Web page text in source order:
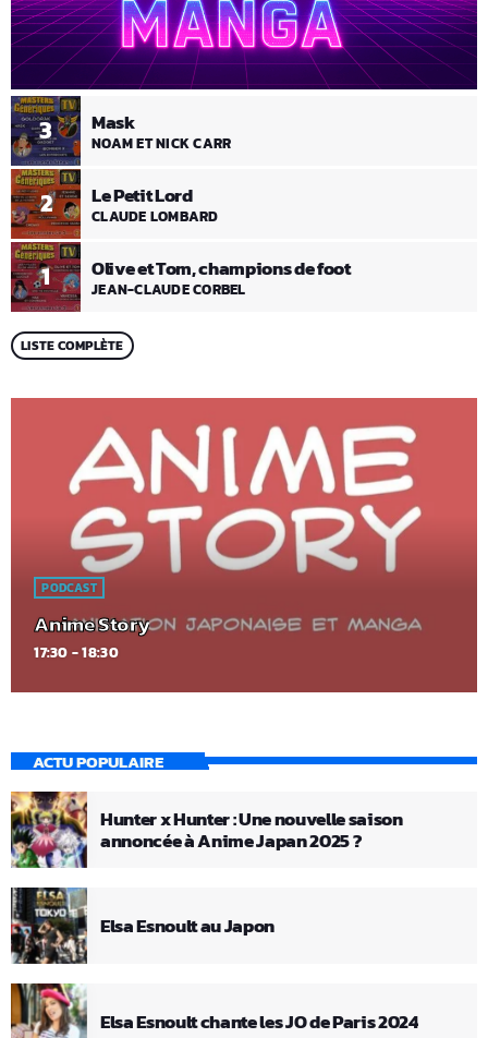
1 Olive et Tom, champions de foot
JEAN-CLAUDE CORBEL
2 Le Petit Lord
CLAUDE LOMBARD
3 Mask
NOAM ET NICK CARR
LISTE COMPLÈTE
PODCAST
Anime Story
17:30 - 18:30
ACTU POPULAIRE
Hunter x Hunter : Une nouvelle saison
annoncée à Anime Japan 2025 ?
Elsa Esnoult au Japon
Elsa Esnoult chante les JO de Paris 2024